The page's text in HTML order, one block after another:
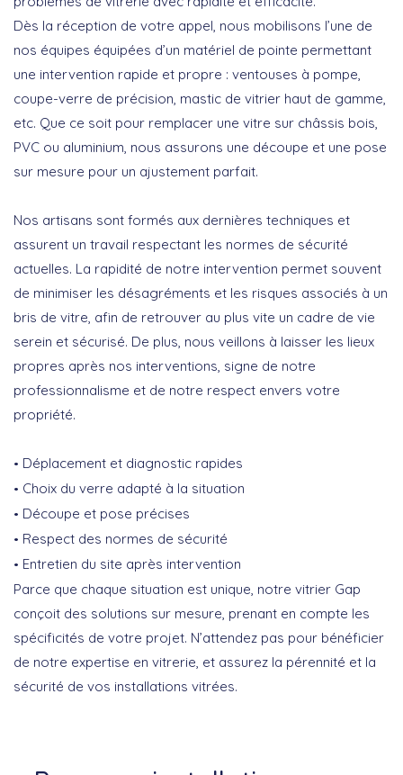
Dès la réception de votre appel, nous mobilisons l’une de
nos équipes équipées d’un matériel de pointe permettant
une intervention rapide et propre : ventouses à pompe,
coupe-verre de précision, mastic de vitrier haut de gamme,
etc. Que ce soit pour remplacer une vitre sur châssis bois,
PVC ou aluminium, nous assurons une découpe et une pose
sur mesure pour un ajustement parfait.
Nos artisans sont formés aux dernières techniques et
assurent un travail respectant les normes de sécurité
actuelles. La rapidité de notre intervention permet souvent
de minimiser les désagréments et les risques associés à un
bris de vitre, afin de retrouver au plus vite un cadre de vie
serein et sécurisé. De plus, nous veillons à laisser les lieux
propres après nos interventions, signe de notre
professionnalisme et de notre respect envers votre
propriété.
Déplacement et diagnostic rapides
Choix du verre adapté à la situation
Découpe et pose précises
Respect des normes de sécurité
Entretien du site après intervention
Parce que chaque situation est unique, notre vitrier Gap
conçoit des solutions sur mesure, prenant en compte les
spécificités de votre projet. N’attendez pas pour bénéficier
de notre expertise en vitrerie, et assurez la pérennité et la
sécurité de vos installations vitrées.